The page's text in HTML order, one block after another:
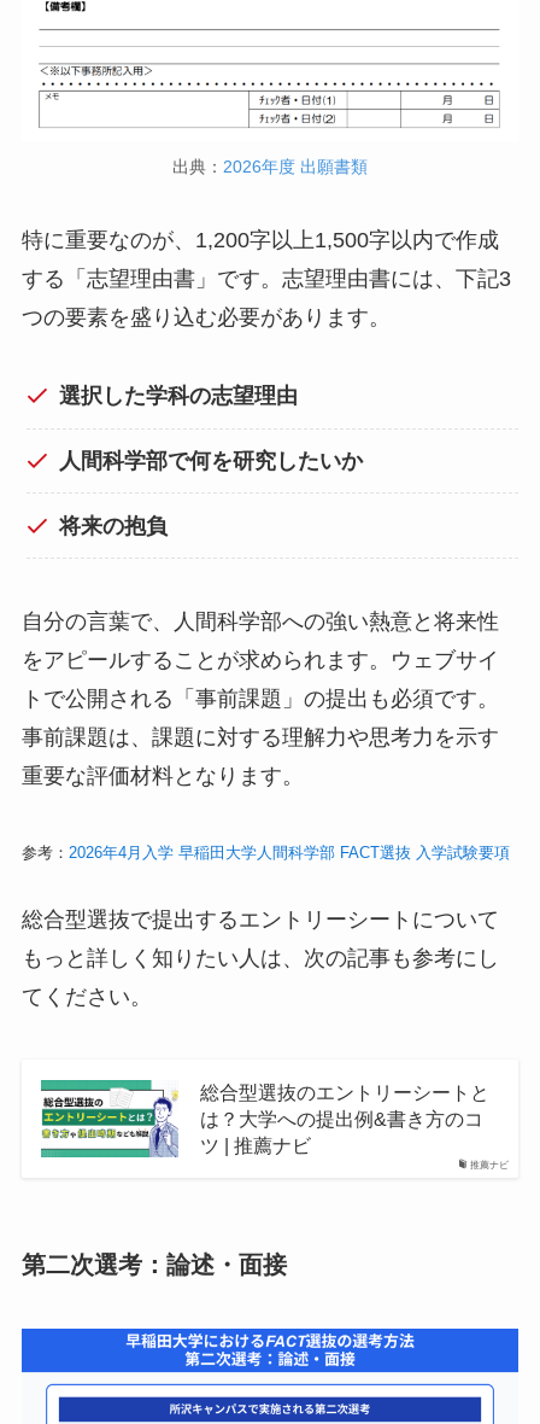
出典： 2026年度 出願書類
特に重要なのが、1,200字以上1,500字以内で作成
する「志望理由書」です。志望理由書には、下記3
つの要素を盛り込む必要があります。
選択した学科の志望理由
人間科学部で何を研究したいか
将来の抱負
自分の言葉で、人間科学部への強い熱意と将来性
をアピールすることが求められます。ウェブサイ
トで公開される「事前課題」の提出も必須です。
事前課題は、課題に対する理解力や思考力を示す
重要な評価材料となります。
参考： 2026年4月入学 早稲田大学人間科学部 FACT選抜 入学試験要項
総合型選抜で提出するエントリーシートについて
もっと詳しく知りたい人は、次の記事も参考にし
てください。
推薦ナビ
総合型選抜のエントリーシートと
は？大学への提出例&書き方のコ
ツ | 推薦ナビ
第二次選考：論述・面接